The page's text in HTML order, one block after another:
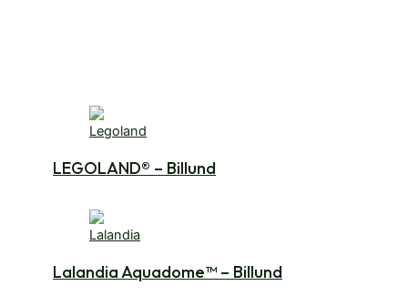
LEGOLAND® – Billund
Lalandia Aquadome™ – Billund